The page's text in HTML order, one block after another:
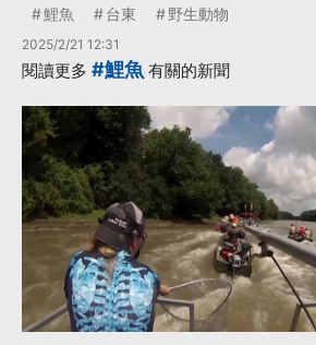
鯉魚 台東 野生動物
2025/2/21 12:31
閱讀更多 #鯉魚 有關的新聞